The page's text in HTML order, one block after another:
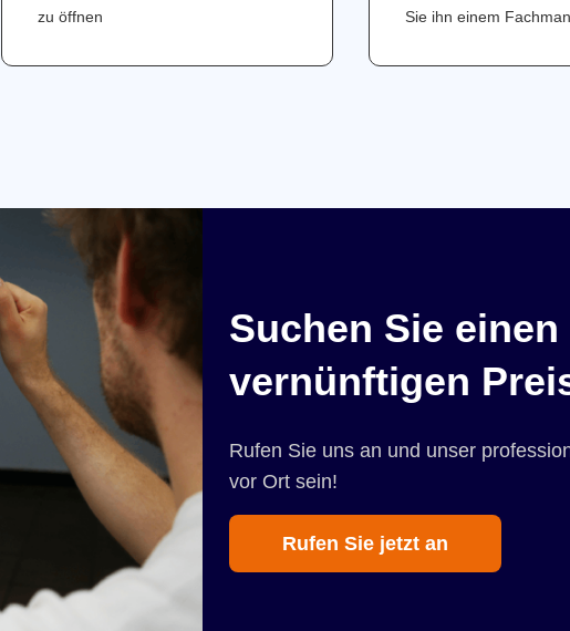
zu öffnen
Sie ihn einem
Suchen Sie
vernünftigen
Rufen Sie uns an und unser
vor Ort sein!
Rufen Sie jetzt an